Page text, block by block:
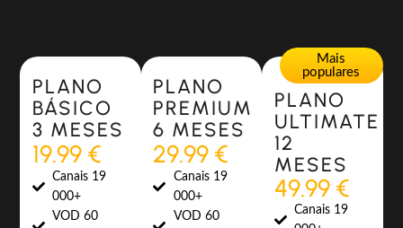
Most Popular
PLANO
BÁSICO
3 MESES
19.99 €
Canais 19
000+
VOD 60
Most Popular
PLANO
PREMIUM
6 MESES
29.99 €
Canais 19
000+
VOD 60
Mais
populares
PLANO
ULTIMATE
12
MESES
49.99 €
Canais 19